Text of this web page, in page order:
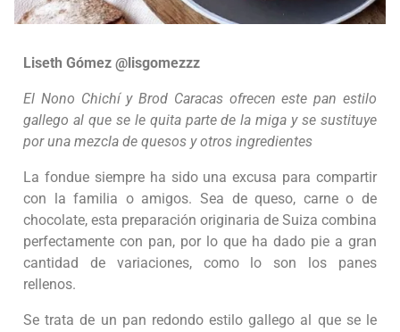
Liseth Gómez @lisgomezzz
El Nono Chichí y Brod Caracas ofrecen este pan estilo
gallego al que se le quita parte de la miga y se sustituye
por una mezcla de quesos y otros ingredientes
La fondue siempre ha sido una excusa para compartir
con la familia o amigos. Sea de queso, carne o de
chocolate, esta preparación originaria de Suiza combina
perfectamente con pan, por lo que ha dado pie a gran
cantidad de variaciones, como lo son los panes
rellenos.
Se trata de un pan redondo estilo gallego al que se le